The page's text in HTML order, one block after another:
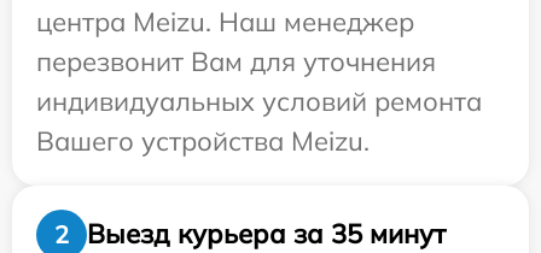
центра Meizu. Наш менеджер
перезвонит Вам для уточнения
индивидуальных условий ремонта
Вашего устройства Meizu.
2
Выезд курьера за 35 минут